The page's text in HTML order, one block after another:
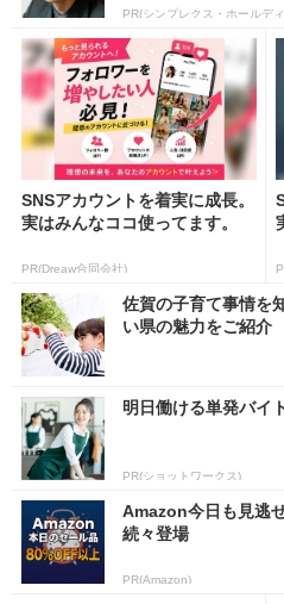
PR(シンプレクス・ホールデ
SNSアカウントを着実に成長。
実はみんなココ使ってます。
PR(Dreaw合同会社)
佐賀の子育て事情を
い県の魅力をご紹介
明日働ける単発バイ
PR(ショットワークス)
Amazon今日も見逃
続々登場
PR(Amazon)